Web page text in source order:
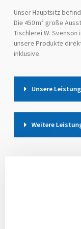
Unser Hauptsitz
Die 450 m² große
Tischlerei W. Svenson
unsere Produkte
inklusive.
Unsere
Weitere